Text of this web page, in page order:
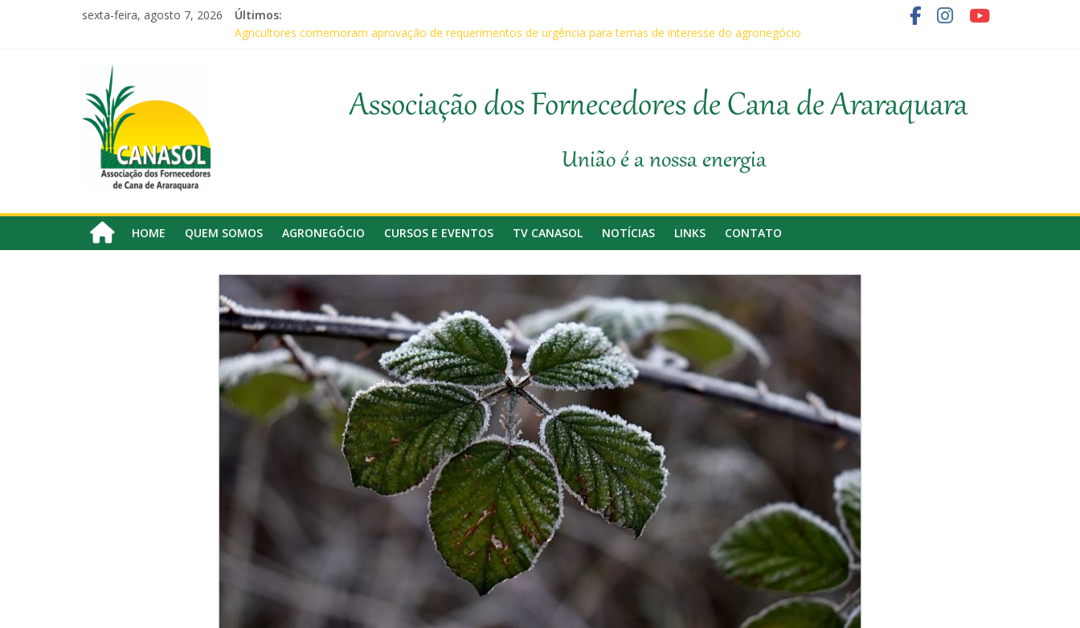
sexta-feira, agosto 7, 2026
Últimos:
Agricultores comemoram aprovação de requerimentos de urgência para temas de interesse do agronegócio
Associados da Canasol participam da Coopercitrus Expo 2026
Baile Junino (2026) – Canasol
Canasol
Associação
dos
Fornecedores
Associação dos Fornecedores de Cana de Araraquara
União é a nossa energia
HOME QUEM SOMOS AGRONEGÓCIO CURSOS E EVENTOS TV CANASOL NOTÍCIAS LINKS CONTATO